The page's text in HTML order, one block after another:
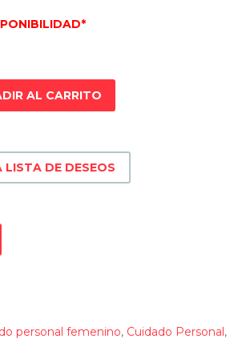
AL CARRITO
LISTA DE DESEOS
personal femenino, Cuidado Personal,